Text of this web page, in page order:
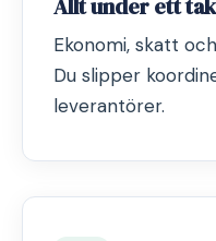
Allt under ett tak
Ekonomi, skatt
Du slipper
leverantörer.